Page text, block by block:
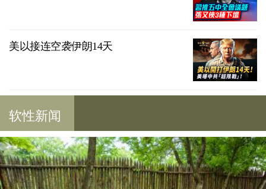
美以接连空袭伊朗14天
软性新闻